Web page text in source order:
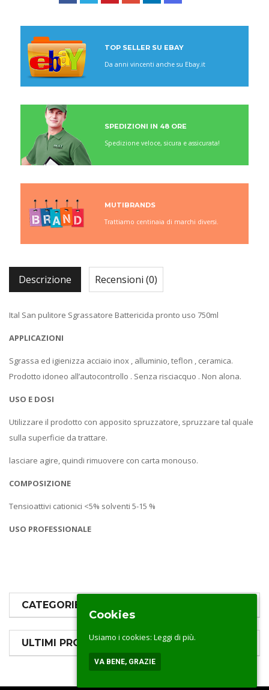
CATEGORIE PRODOTTI
ULTIMI PRODOTTI
TOP SELLER SU EBAY
Da anni vincenti anche su Ebay.it
SPEDIZIONI IN 48 ORE
Spedizione veloce, sicura e assicurata!
MUTIBRANDS
Trattiamo centinaia di marchi diversi.
Descrizione Recensioni (0)
Ital San pulitore Sgrassatore Battericida pronto uso 750ml
APPLICAZIONI
Sgrassa ed igienizza acciaio inox , alluminio, teflon , ceramica.
Prodotto idoneo all’autocontrollo . Senza risciacquo . Non alona.
USO E DOSI
Utilizzare il prodotto con apposito spruzzatore, spruzzare tal quale
sulla superficie da trattare.
lasciare agire, quindi rimuovere con carta monouso.
COMPOSIZIONE
Tensioattivi cationici <5% solventi 5-15 %
USO PROFESSIONALE
Cookies
Usiamo i cookies: Leggi di più.
VA BENE, GRAZIE